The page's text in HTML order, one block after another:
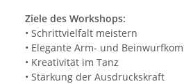
Ziele des Workshops:
• Schrittvielfalt meistern
• Elegante Arm- und
• Kreativität im Tanz
• Stärkung der Ausdruckskraft